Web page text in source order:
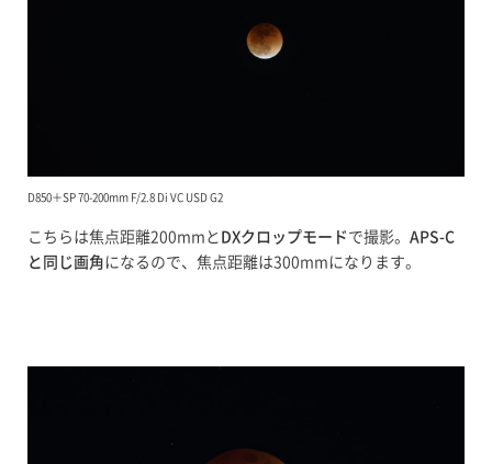
D850＋SP 70-200mm F/2.8 Di VC USD G2
こちらは焦点距離200mmと DXクロップモード で撮影。 APS-C
と同じ画角になるので、焦点距離は300mmになります。